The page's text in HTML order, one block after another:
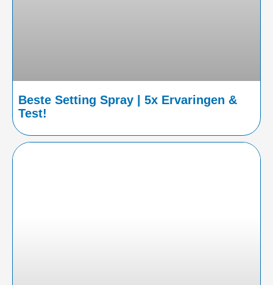
Beste Setting Spray | 5x Ervaringen &
Test!